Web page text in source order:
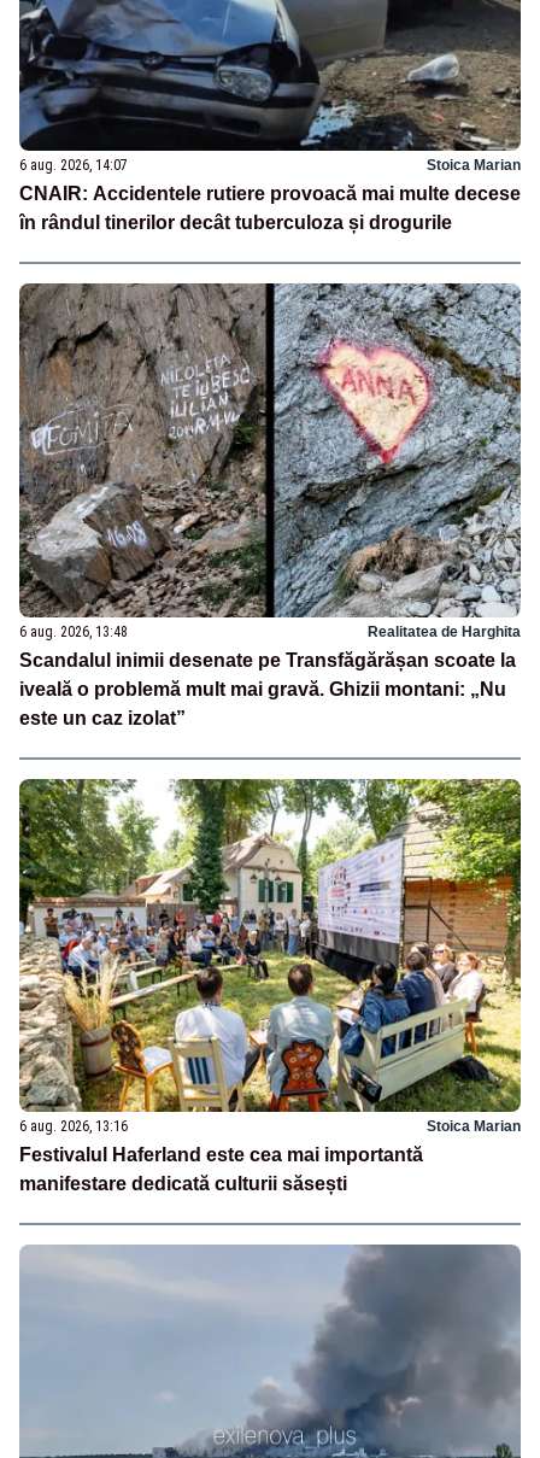
6 aug. 2026, 14:07 Stoica Marian
CNAIR: Accidentele rutiere provoacă mai multe decese
în rândul tinerilor decât tuberculoza și drogurile
6 aug. 2026, 13:48 Realitatea de Harghita
Scandalul inimii desenate pe Transfăgărășan scoate la
iveală o problemă mult mai gravă. Ghizii montani: „Nu
este un caz izolat”
6 aug. 2026, 13:16 Stoica Marian
Festivalul Haferland este cea mai importantă
manifestare dedicată culturii săsești